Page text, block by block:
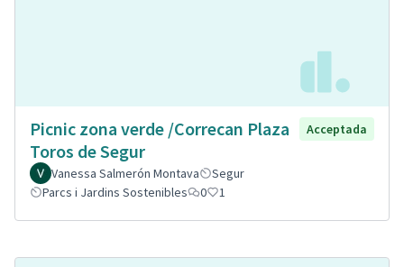
Picnic zona verde /Correcan Plaza
Toros de Segur
Acceptada
Vanessa Salmerón Montava
Segur
Parcs i Jardins Sostenibles
0 1